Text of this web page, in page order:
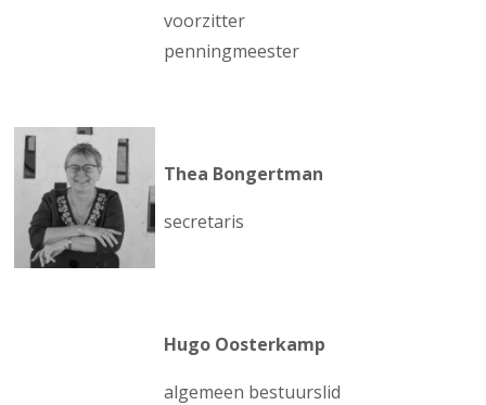
voorzitter
penningmeester
Thea Bongertman
secretaris
Hugo Oosterkamp
algemeen bestuurslid